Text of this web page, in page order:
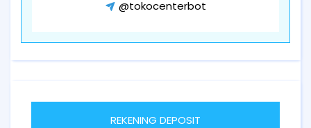
@tokocenterbot
REKENING DEPOSIT